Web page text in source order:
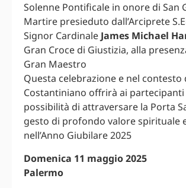
Solenne Pontificale in onore di San
Martire presieduto dall’Arciprete
Signor Cardinale James Michael
Gran Croce di Giustizia, alla
Gran Maestro
Questa celebrazione e nel contesto
Costantiniano offrirà ai partecipanti
possibilità di attraversare la Porta
gesto di profondo valore spirituale
nell’Anno Giubilare 2025
Domenica 11 maggio 2025
Palermo